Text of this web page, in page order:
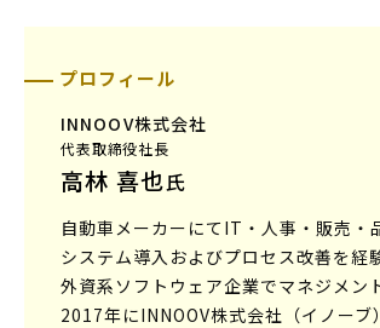
プロフィール
INNOOV株式会社
代表取締役社長
高林 喜也氏
自動車メーカーにてIT・人事・販売・
システム導入およびプロセス改善を経
外資系ソフトウェア企業でマネジメン
2017年にINNOOV株式会社（イノーブ